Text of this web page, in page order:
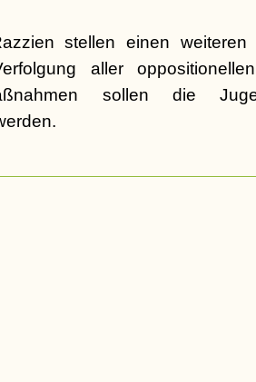
stellen einen weiteren
aller
sollen die